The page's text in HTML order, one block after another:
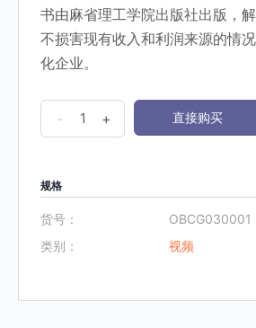
书由麻省理工学院出版社出版，
不损害现有收入和利润来源的情
化企业。
频
书
推
荐
数
- + 直接购买
规格
货号：
OBCG030001
类别：
视频